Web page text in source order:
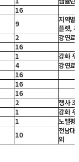
16
9
지역별
플렛,
2
강연료
16
1
강화
4
강연료
16
16
16
2
행사
1
강화
1
노벨평
10
전남대
외